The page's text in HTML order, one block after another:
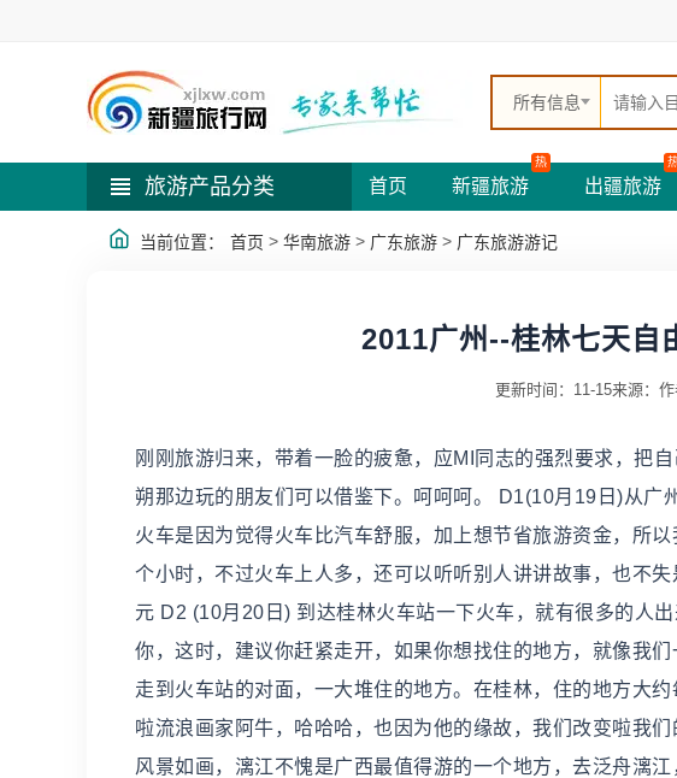
所有信息
旅游产品分类 首页 新疆旅游
热
出疆旅游
当前位置： 首页 > 华南旅游 > 广东旅游 > 广东旅游游记
2011广州--桂林七天自
更新时间：11-15来源： 作
刚刚旅游归来，带着一脸的疲惫，应MI同志的强烈要求，把
朔那边玩的朋友们可以借鉴下。呵呵呵。 D1(10月19日)从
火车是因为觉得火车比汽车舒服，加上想节省旅游资金，所
个小时，不过火车上人多，还可以听听别人讲讲故事，也不
元 D2 (10月20日) 到达桂林火车站一下火车，就有很多的人
你，这时，建议你赶紧走开，如果你想找住的地方，就像我
走到火车站的对面，一大堆住的地方。在桂林，住的地方大
啦流浪画家阿牛，哈哈哈，也因为他的缘故，我们改变啦我
风景如画，漓江不愧是广西最值得游的一个地方，去泛舟漓